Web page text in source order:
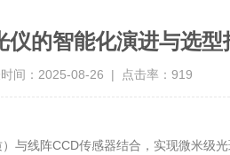
仪的智能化演进与选型
时间：2025-08-26 | 点击率：919
线阵CCD传感器结合，实现微米级